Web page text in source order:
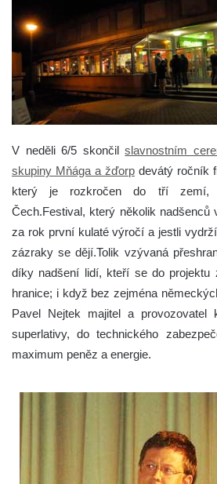
V neděli 6/5 skončilslavnostním
skupiny Mňága a žďorp devátý ročník
který je rozkročen do tří zemí,
Čech.Festival, který několik nadšenců
za rok první kulaté výročí a jestli
zázraky se dějí.Tolik vzývaná
díky nadšení lidí, kteří se do projektu
hranice; i když bez zejména
Pavel Nejtek majitel a provozovatel
superlativy, do technického
maximum peněz a energie.